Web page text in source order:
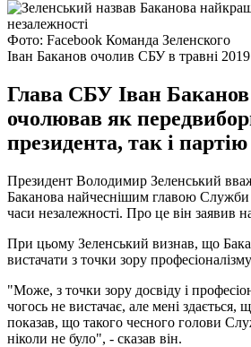
Фото: Facebook Команда Зеленского
Іван Баканов очолив СБУ в травні
Глава СБУ Іван
очолював як
президента, так і
Президент Володимир Зеленський
Баканова найчеснішим главою Служби
часи незалежності. Про це він заявив
При цьому Зеленський визнав, що
вистачати з точки зору
"Може, з точки зору досвіду і
чогось не вистачає, але мені здається,
показав, що такого чесного голови
ніколи не було", - сказав він.